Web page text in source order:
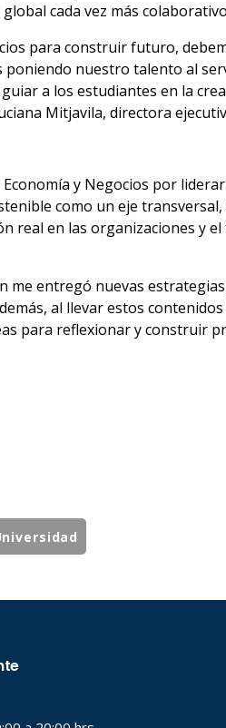
cada vez más
para construir futuro,
poniendo nuestro talento al
a los estudiantes en la
Mitjavila, directora
y Negocios por
como un eje
real en las organizaciones y
me entregó nuevas
al llevar estos
para reflexionar y construir